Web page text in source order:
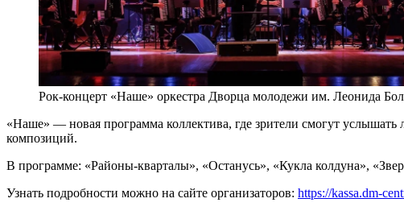
Рок-концерт «Наше» оркестра Дворца молодежи им. Леонида
«Наше» — новая программа коллектива, где зрители смогут
композиций.
В программе: «Районы-кварталы», «Останусь», «Кукла колдуна»,
Узнать подробности можно на сайте организаторов: https://kassa.dm-